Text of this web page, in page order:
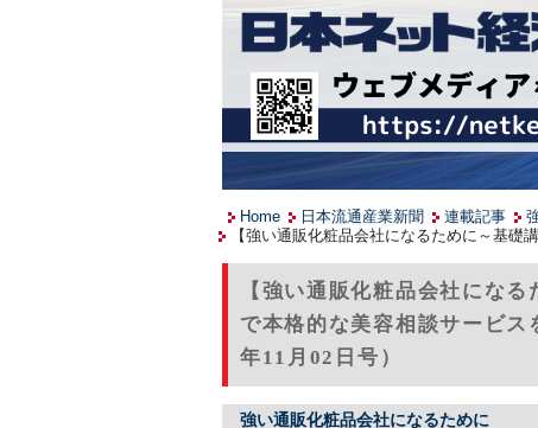
Home 日本流通産業新聞 連載記事
【強い通販化粧品会社になるために～基
【強い通販化粧品会社にな
で本格的な美容相談サービ
年11月02日号）
強い通販化粧品会社になるために